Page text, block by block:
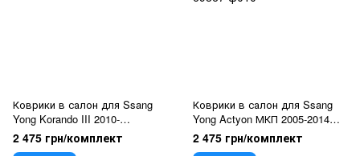
Коврики в салон для Ssang
Yong Korando III 2010-
Экокожа с подпятником 5 шт
(Rombus)
2 475 грн/комплект
Коврики в салон для Ssang
Yong Actyon МКП 2005-2014
Экокожа с подпятником 5 шт
(Rombus)
2 475 грн/комплект